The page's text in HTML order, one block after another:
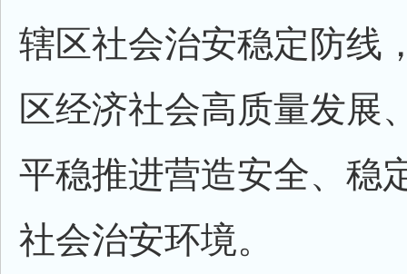
辖区社会治安稳定防线
区经济社会高质量发展
平稳推进营造安全、稳
社会治安环境。